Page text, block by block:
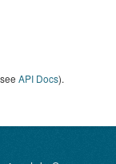
API Docs).